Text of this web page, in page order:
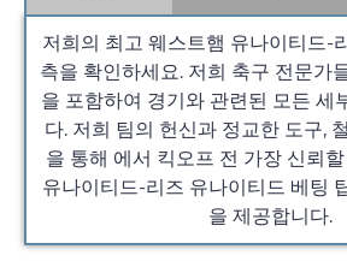
저희의 최고 웨스트햄 유나이티드-
측을 확인하세요. 저희 축구 전문가
을 포함하여 경기와 관련된 모든 세
다. 저희 팀의 헌신과 정교한 도구,
을 통해 에서 킥오프 전 가장 신뢰
유나이티드-리즈 유나이티드 베팅
을 제공합니다.